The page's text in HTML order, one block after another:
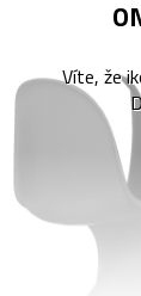
Víte, že